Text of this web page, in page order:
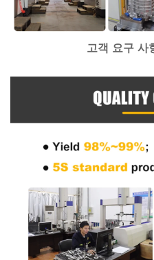
고객 요구 사